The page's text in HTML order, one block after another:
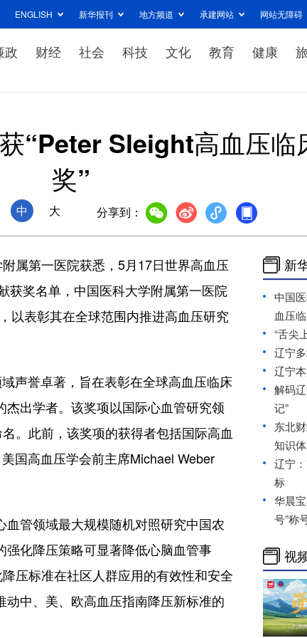
ENGLISH 新华报刊 地方频道 承建网站 网站无障碍
政 财经 社会 科技 文化 教育 健康
“Peter Sleight高血压临
奖”
中 大 分享到：
属第一医院获悉，5月17日世界高血压
获奖名单，中国医科大学附属第一医院
以表彰其在全球范围内推进高血压研究
声誉卓著，旨在表彰在全球高血压临床
出学者。该奖项以国际心血管研究领
。此前，该奖项的获得者包括国际高血
国高血压学会前主席Michael Weber
管领域最大规模随机对照研究中国农
化降压策略可显著降低心脑血管事
压标准在社区人群应用的有效性和安全
中、美、欧高血压指南降压新标准的
新
中国
血压
“舌尖
辽宁
辽宁
解码
记”
东北
知识
辽宁
标
华晨
号”称
视